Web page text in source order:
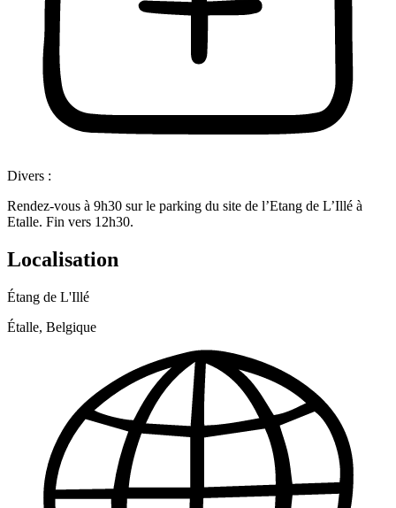
Divers :
Rendez-vous à 9h30 sur le parking du site de l’Etang de L’Illé à
Etalle. Fin vers 12h30.
Localisation
Étang de L'Illé
Étalle, Belgique